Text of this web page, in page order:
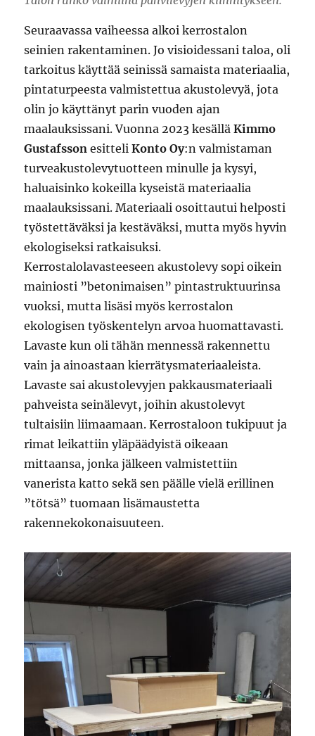
Seuraavassa vaiheessa alkoi kerrostalon
seinien rakentaminen. Jo visioidessani taloa, oli
tarkoitus käyttää seinissä samaista materiaalia,
pintaturpeesta valmistettua akustolevyä, jota
olin jo käyttänyt parin vuoden ajan
maalauksissani. Vuonna 2023 kesälläKimmo
Gustafsson esitteliKonto Oy:n valmistaman
turveakustolevytuotteen minulle ja kysyi,
haluaisinko kokeilla kyseistä materiaalia
maalauksissani. Materiaali osoittautui helposti
työstettäväksi ja kestäväksi, mutta myös hyvin
ekologiseksi ratkaisuksi.
Kerrostalolavasteeseen akustolevy sopi oikein
mainiosti ”betonimaisen” pintastruktuurinsa
vuoksi, mutta lisäsi myös kerrostalon
ekologisen työskentelyn arvoa huomattavasti.
Lavaste kun oli tähän mennessä rakennettu
vain ja ainoastaan kierrätysmateriaaleista.
Lavaste sai akustolevyjen pakkausmateriaali
pahveista seinälevyt, joihin akustolevyt
tultaisiin liimaamaan. Kerrostaloon tukipuut ja
rimat leikattiin yläpäädyistä oikeaan
mittaansa, jonka jälkeen valmistettiin
vanerista katto sekä sen päälle vielä erillinen
”tötsä” tuomaan lisämaustetta
rakennekokonaisuuteen.